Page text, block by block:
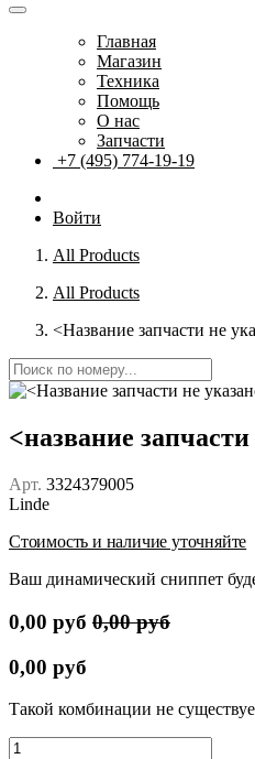
Главная
Магазин
Техника
Помощь
О нас
Запчасти
+7 (495) 774-19-19
Войти
All Products
All Products
<Название запчасти не
<название
Арт. 3324379005
Linde
Стоимость и наличие уточняйте
Ваш динамический сниппет
0,00 руб 0,00руб
0,00 руб
Такой комбинации не